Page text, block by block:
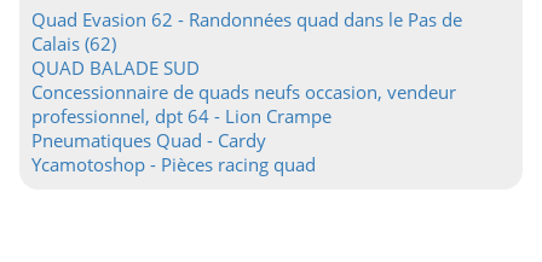
Quad Evasion 62 - Randonnées quad dans le Pas de
Calais (62)
QUAD BALADE SUD
Concessionnaire de quads neufs occasion, vendeur
professionnel, dpt 64 - Lion Crampe
Pneumatiques Quad - Cardy
Ycamotoshop - Pièces racing quad